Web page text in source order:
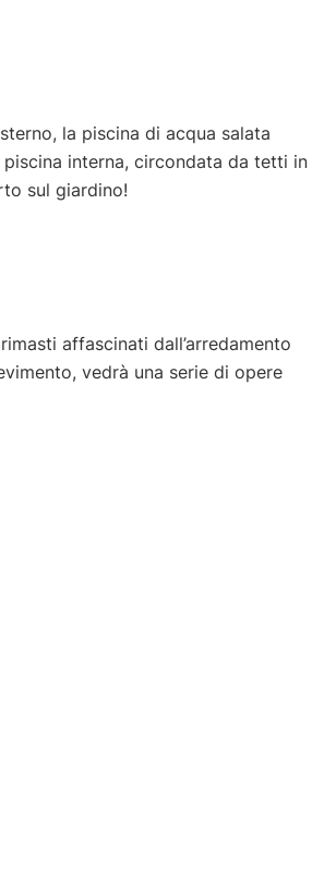
la piscina di acqua salata
piscina interna, circondata da tetti in
sul giardino!
affascinati dall’arredamento
vedrà una serie di opere